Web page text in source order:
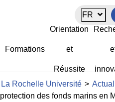
FR
Formations
Orientation
et
Réussite
Du XV de France
fonds marins en
itinéraire d’un
La Rochelle Université >
protection des fonds marins en
Panneau de gestion des cookies